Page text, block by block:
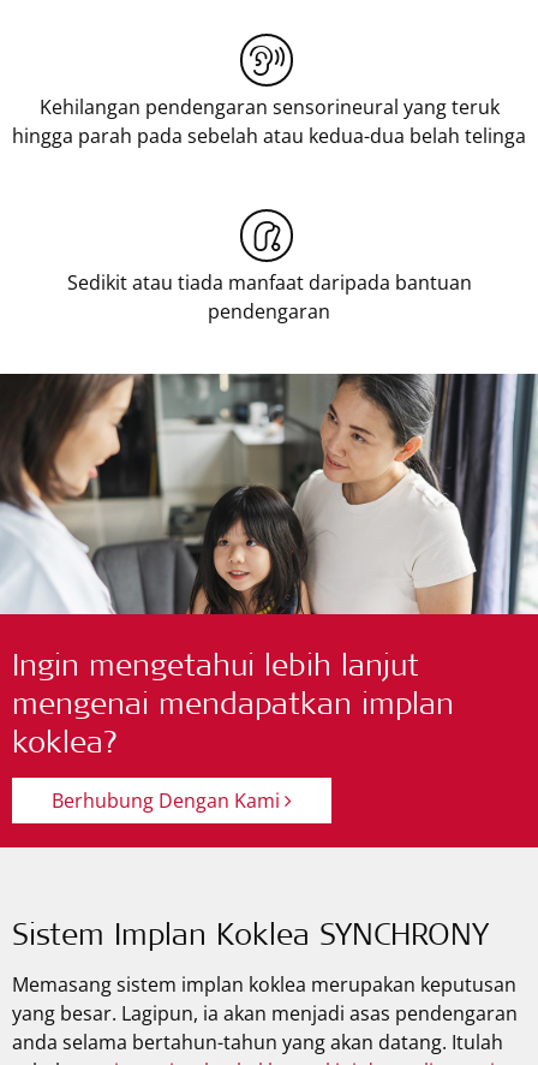
Kehilangan pendengaran sensorineural yang teruk
hingga parah pada sebelah atau kedua-dua belah telinga
Sedikit atau tiada manfaat daripada bantuan
pendengaran
Ingin mengetahui lebih lanjut
mengenai mendapatkan implan
koklea?
Berhubung Dengan Kami
Sistem Implan Koklea SYNCHRONY
Memasang sistem implan koklea merupakan keputusan
yang besar. Lagipun, ia akan menjadi asas pendengaran
anda selama bertahun-tahun yang akan datang. Itulah